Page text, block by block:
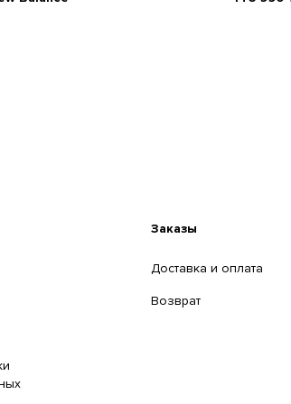
Заказы
Доставка и оплата
Возврат